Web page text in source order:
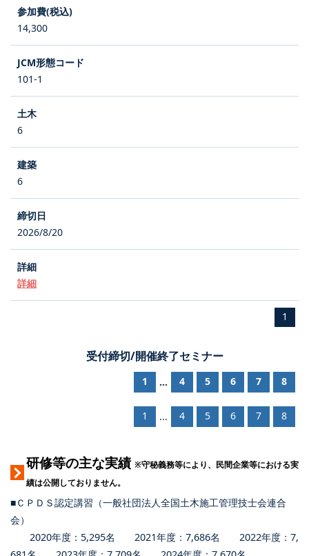
14,300
101-1
6
6
2026/8/20
詳細
1
受付締切/開催終了セミナー
1 ... 4 5 6 7 8
1 ... 4 5 6 7 8
研修等の主な実績 ※守秘義務等により、民間企業等における実
績は公開しておりません。
■ＣＰＤＳ認定講習（一般社団法人全国土木施工管理技士会連合
会）
2020年度：5,295名 2021年度：7,686名 2022年度：7,